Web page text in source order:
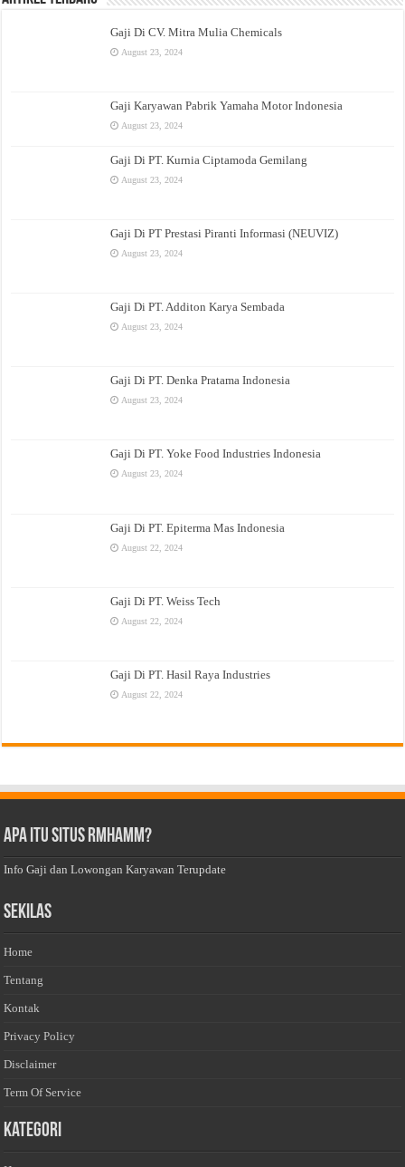
Gaji Di CV. Mitra Mulia Chemicals
August 23, 2024
Gaji Karyawan Pabrik Yamaha Motor Indonesia
August 23, 2024
Gaji Di PT. Kurnia Ciptamoda Gemilang
August 23, 2024
Gaji Di PT Prestasi Piranti Informasi (NEUVIZ)
August 23, 2024
Gaji Di PT. Additon Karya Sembada
August 23, 2024
Gaji Di PT. Denka Pratama Indonesia
August 23, 2024
Gaji Di PT. Yoke Food Industries Indonesia
August 23, 2024
Gaji Di PT. Epiterma Mas Indonesia
August 22, 2024
Gaji Di PT. Weiss Tech
August 22, 2024
Gaji Di PT. Hasil Raya Industries
August 22, 2024
Apa Itu Situs Rmhamm?
Info Gaji dan Lowongan Karyawan Terupdate
Sekilas
Home
Tentang
Kontak
Privacy Policy
Disclaimer
Term Of Service
Kategori